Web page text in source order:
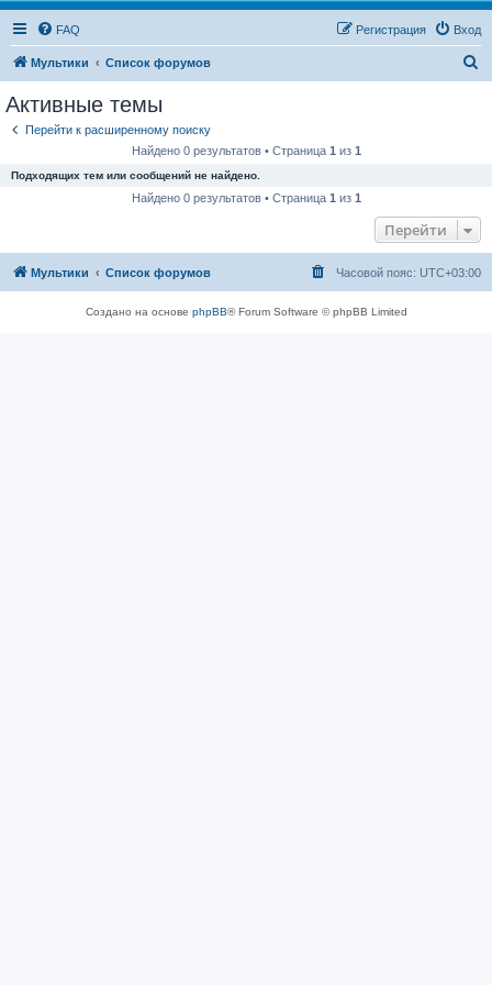
FAQ Вход
Регистрация
Мультики Список форумов
Активные темы
Перейти к расширенному поиску
Найдено 0 результатов • Страница 1 из 1
Подходящих тем или сообщений не найдено.
Найдено 0 результатов • Страница 1 из 1
Перейти
Мультики Список форумов Часовой пояс: UTC+03:00
Создано на основе phpBB® Forum Software © phpBB Limited